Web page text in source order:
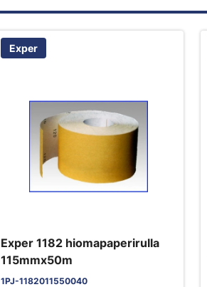
Exper
Exper 1182 hiomapaperirulla
115mmx50m
1PJ-1182011550040